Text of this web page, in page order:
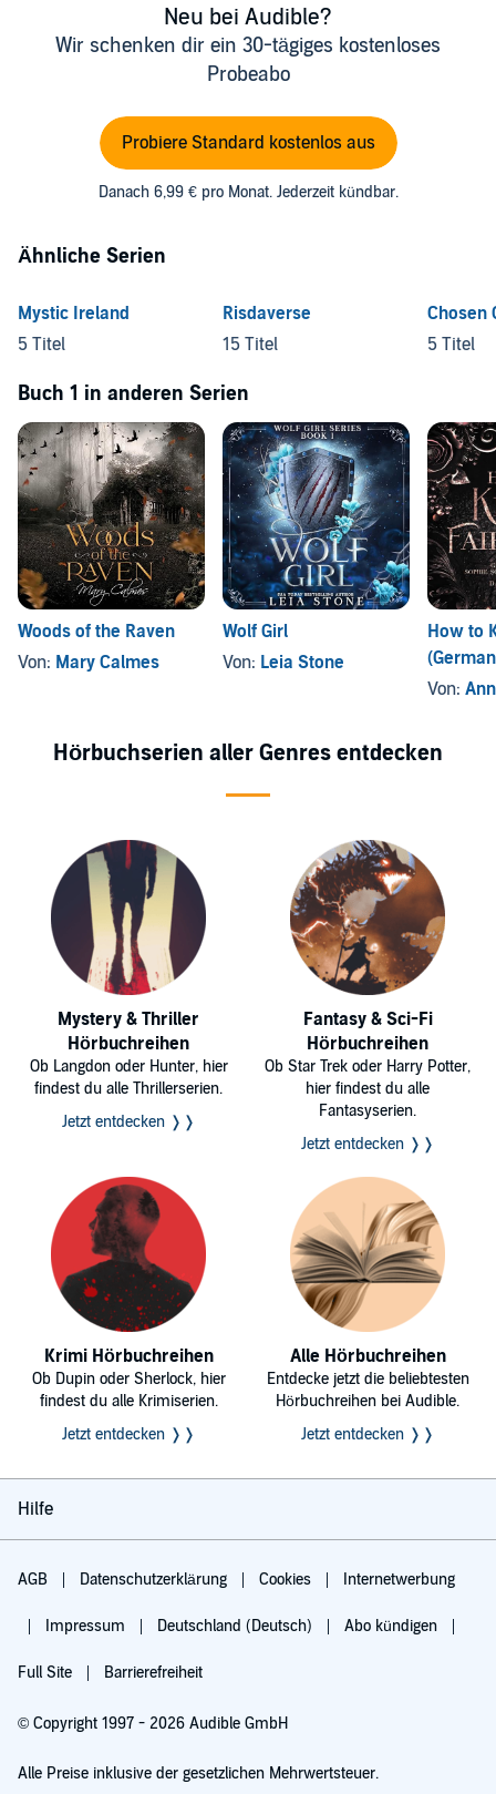
Neu bei Audible?
Wir schenken dir ein 30-tägiges kostenloses
Probeabo
Probiere Standard kostenlos aus
Danach 6,99 € pro Monat. Jederzeit kündbar.
Ähnliche Serien
Mystic Ireland
5 Titel
Risdaverse
15 Titel
Chosen
5 Titel
Buch 1 in anderen Serien
Woods of the Raven
Von: Mary Calmes
Wolf Girl
Von: Leia Stone
How to
Von:
Hörbuchserien aller Genres entdecken
Mystery & Thriller
Hörbuchreihen
Ob Langdon oder Hunter, hier
findest du alle Thrillerserien.
Jetzt entdecken ❭❭
Fantasy & Sci-Fi
Hörbuchreihen
Ob Star Trek oder Harry Potter,
hier findest du alle
Fantasyserien.
Jetzt entdecken ❭❭
Krimi Hörbuchreihen
Ob Dupin oder Sherlock, hier
findest du alle Krimiserien.
Jetzt entdecken ❭❭
Alle Hörbuchreihen
Entdecke jetzt die beliebtesten
Hörbuchreihen bei Audible.
Jetzt entdecken ❭❭
Hilfe
AGB Datenschutzerklärung Cookies Internetwerbung
Impressum Deutschland (Deutsch) Abo kündigen
Full Site Barrierefreiheit
© Copyright 1997 - 2026 Audible GmbH
Alle Preise inklusive der gesetzlichen Mehrwertsteuer.